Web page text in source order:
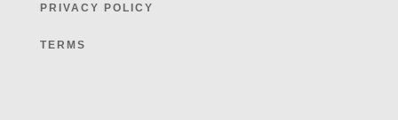
PRIVACY POLICY
TERMS